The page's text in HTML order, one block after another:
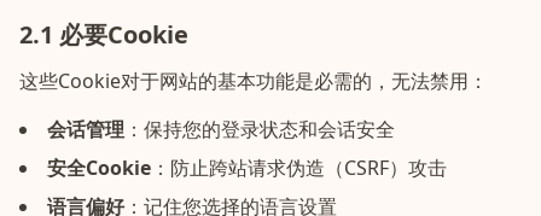
2.1 必要Cookie
这些Cookie对于网站的基本功能是必需的，无法禁用：
会话管理 ： 保持您的登录状态和会话安全
安全Cookie ： 防止跨站请求伪造（CSRF）攻击
语言偏好： 记住您选择的语言设置